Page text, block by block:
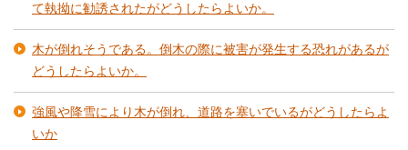
て執拗に勧誘されたがどうしたらよいか。
木が倒れそうである。倒木の際に被害が発生する恐れがあるが
どうしたらよいか。
強風や降雪により木が倒れ、道路を塞いでいるがどうしたらよ
いか